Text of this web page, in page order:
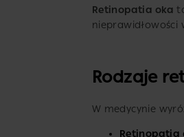
Retinopatia oka
nieprawidłowości
Rodzaje
W medycynie
Retinopatia